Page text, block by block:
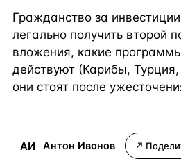
Таиланд —Страна
Сочи —Локация
Новороссийск Локация
Гражданство за
легально получить второй
вложения, какие
действуют (Карибы,
они стоят после
АИ Антон Иванов ↗